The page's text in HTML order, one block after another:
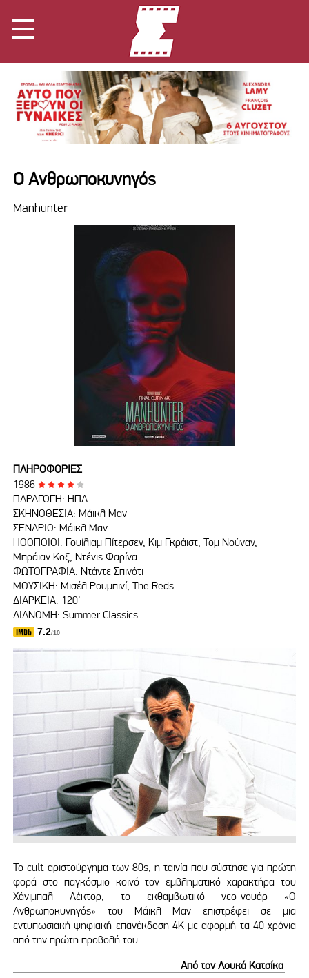
Ο Ανθρωποκυνηγός
Manhunter
ΠΛΗΡΟΦΟΡΙΕΣ
1986
ΠΑΡΑΓΩΓΗ: ΗΠΑ
ΣΚΗΝΟΘΕΣΙΑ: Μάικλ Μαν
ΣΕΝΑΡΙΟ: Μάικλ Μαν
ΗΘΟΠΟΙΟΙ: Γουίλιαμ Πίτερσεν, Κιμ Γκράιστ, Toμ Νούναν,
Μπράιαν Κοξ, Ντένις Φαρίνα
ΦΩΤΟΓΡΑΦΙΑ: Ντάντε Σπινότι
ΜΟΥΣΙΚΗ: Μισέλ Ρουμπινί, The Reds
ΔΙΑΡΚΕΙΑ: 120'
ΔΙΑΝΟΜΗ: Summer Classics
7.2/10
Το cult αριστούργημα των 80s, η ταινία που σύστησε για πρώτη
φορά στο παγκόσμιο κοινό τον εμβληματικό χαρακτήρα του
Χάνιμπαλ Λέκτορ, το εκθαμβωτικό νεο-νουάρ «Ο
Ανθρωποκυνηγός» του Μάικλ Μαν επιστρέφει σε μια
εντυπωσιακή ψηφιακή επανέκδοση 4Κ με αφορμή τα 40 χρόνια
από την πρώτη προβολή του.
Από τον Λουκά Κατσίκα